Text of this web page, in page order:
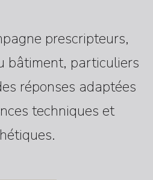
prescripteurs,
bâtiment, particuliers
réponses adaptées
techniques et